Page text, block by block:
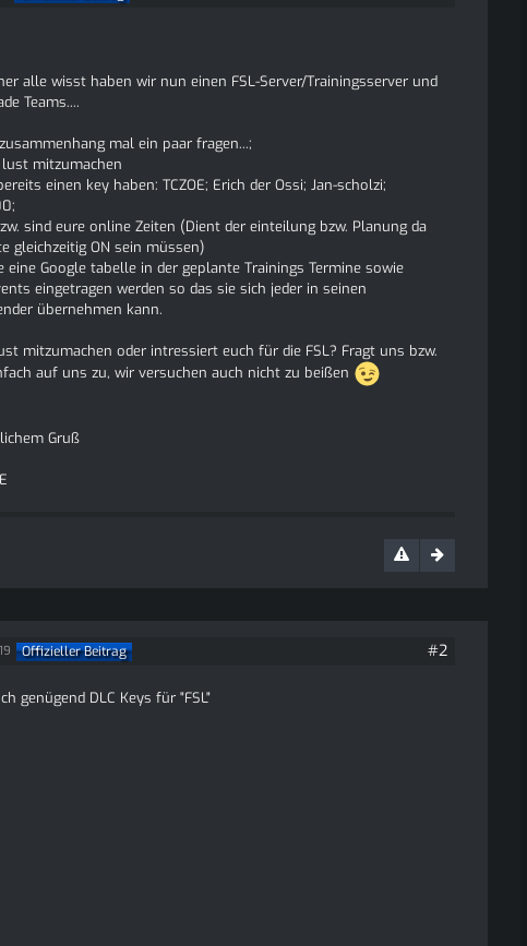
alle wisst haben wir nun einen FSL-Server/Trainingsserver und
Teams....
mal ein paar fragen...;
lust mitzumachen
einen key haben: TCZOE; Erich der Ossi; Jan-scholzi;
sind eure online Zeiten (Dient der einteilung bzw. Planung da
gleichzeitig ON sein müssen)
eine Google tabelle in der geplante Trainings Termine sowie
eingetragen werden so das sie sich jeder in seinen
übernehmen kann.
mitzumachen oder intressiert euch für die FSL? Fragt uns bzw.
auf uns zu, wir versuchen auch nicht zu beißen
Gruß
Offizieller Beitrag #2
genügend DLC Keys für "FSL"